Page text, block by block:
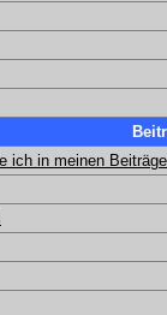
ich in meinen